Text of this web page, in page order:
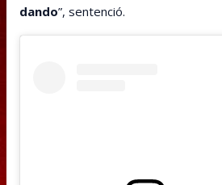
dando”, sentenció.